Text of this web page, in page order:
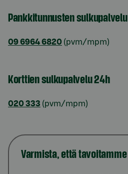
Pankkitunnusten
09 6964 6820 (pvm/mpm)
Korttien sulkupalvelu 24h
020 333 (pvm/mpm)
Varmista, että